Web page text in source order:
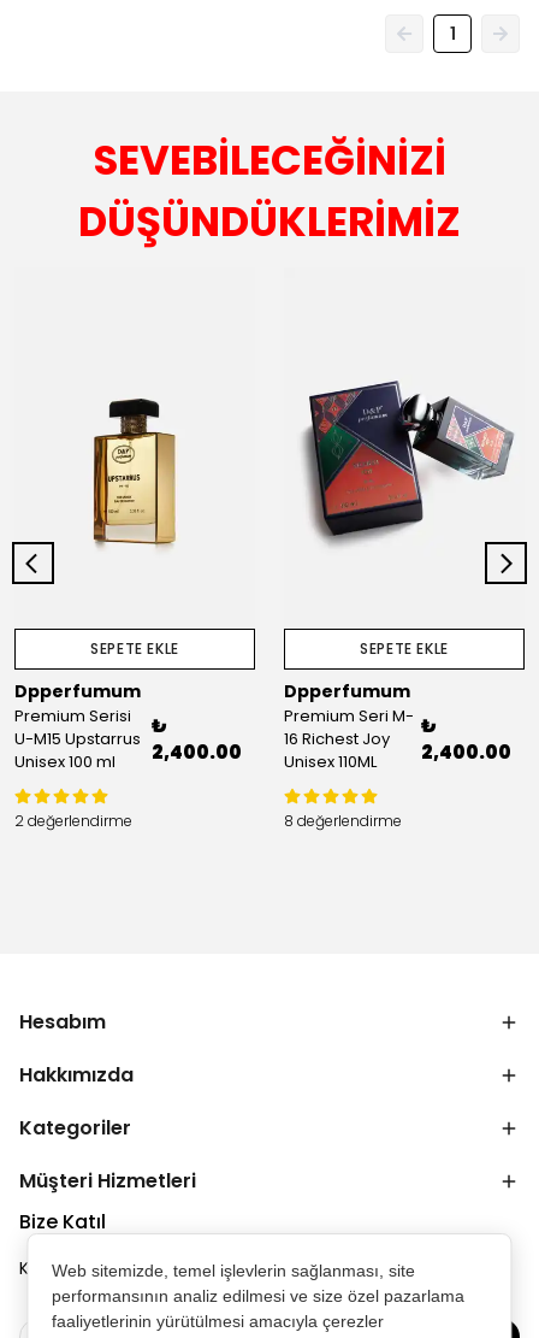
Web sitemizde, temel işlevlerin sağlanması, site
performansının analiz edilmesi ve size özel pazarlama
faaliyetlerinin yürütülmesi amacıyla çerezler
1
SEVEBİLECEĞİNİZİ
DÜŞÜNDÜKLERİMİZ
SEPETE EKLE
Dpperfumum
Premium Serisi
U-M15 Upstarrus
Unisex 100 ml
₺
2,400.00
2 değerlendirme
SEPETE EKLE
Dpperfumum
Premium Seri M-
16 Richest Joy
Unisex 110ML
₺
2,400.00
8 değerlendirme
Hesabım
Hakkımızda
Kategoriler
Müşteri Hizmetleri
Bize Katıl
Kampanya ve duyurulardan ilk senin haberin olsun.